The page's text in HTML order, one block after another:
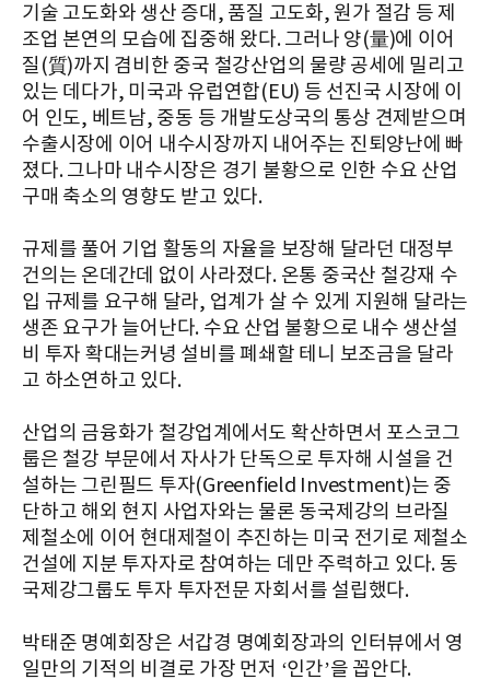
기술 고도화와 생산 증대, 품질 고도화, 원가 절감 등 제
조업 본연의 모습에 집중해 왔다. 그러나 양(量)에 이어
질(質)까지 겸비한 중국 철강산업의 물량 공세에 밀리고
있는 데다가, 미국과 유럽연합(EU) 등 선진국 시장에 이
어 인도, 베트남, 중동 등 개발도상국의 통상 견제받으며
수출시장에 이어 내수시장까지 내어주는 진퇴양난에 빠
졌다. 그나마 내수시장은 경기 불황으로 인한 수요 산업
구매 축소의 영향도 받고 있다.
규제를 풀어 기업 활동의 자율을 보장해 달라던 대정부
건의는 온데간데 없이 사라졌다. 온통 중국산 철강재 수
입 규제를 요구해 달라, 업계가 살 수 있게 지원해 달라는
생존 요구가 늘어난다. 수요 산업 불황으로 내수 생산설
비 투자 확대는커녕 설비를 폐쇄할 테니 보조금을 달라
고 하소연하고 있다.
산업의 금융화가 철강업계에서도 확산하면서 포스코그
룹은 철강 부문에서 자사가 단독으로 투자해 시설을 건
설하는 그린필드 투자(Greenfield Investment)는 중
단하고 해외 현지 사업자와는 물론 동국제강의 브라질
제철소에 이어 현대제철이 추진하는 미국 전기로 제철소
건설에 지분 투자자로 참여하는 데만 주력하고 있다. 동
국제강그룹도 투자 투자전문 자회서를 설립했다.
박태준 명예회장은 서갑경 명예회장과의 인터뷰에서 영
일만의 기적의 비결로 가장 먼저 ‘인간’을 꼽안다.